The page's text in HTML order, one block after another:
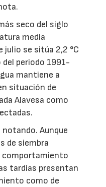
seco del siglo
media
julio se sitúa 2,2 °C
del periodo 1991-
mantiene a
situación de
Alavesa como
Aunque
de siembra
comportamiento
tardías presentan
como de